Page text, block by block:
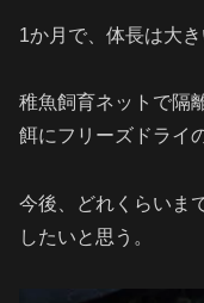
1か月で、体長は大
稚魚飼育ネットで隔
餌にフリーズドライ
今後、どれくらいま
したいと思う。